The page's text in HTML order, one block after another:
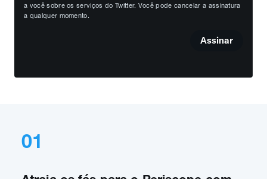
a você sobre os serviços do Twitter. Você pode cancelar a assinatura
a qualquer momento.
Assinar
01